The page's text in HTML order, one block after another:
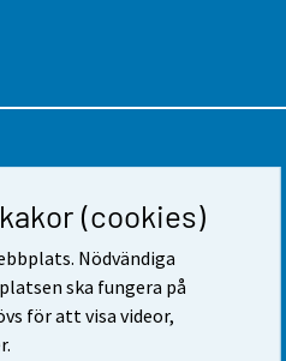
(cookies)
Nödvändiga
ska fungera på
för att visa videor,